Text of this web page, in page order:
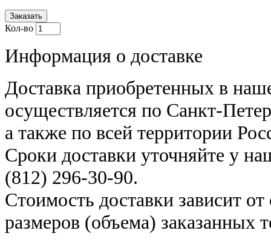
Заказать
Кол-во
Информация о доставке
Доставка приобретенных в
осуществляется по Санкт-
а также по всей территории
Сроки доставки уточняйте у
(812) 296-30-90.
Стоимость доставки зависит
размеров (объема) заказанных